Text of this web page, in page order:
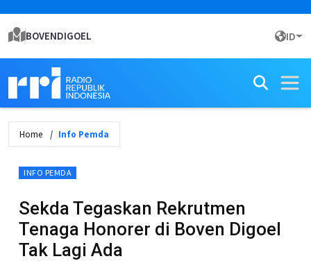
BOVENDIGOEL ID
Home Info Pemda
INFO PEMDA
Sekda Tegaskan Rekrutmen
Tenaga Honorer di Boven Digoel
Tak Lagi Ada